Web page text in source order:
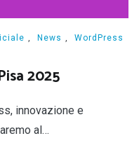
, News ,
WordPress
2025
innovazione e
al…